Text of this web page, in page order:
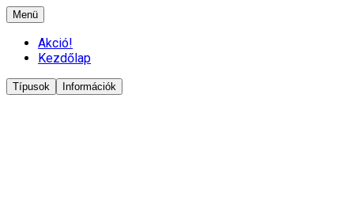
Menü
Akció!
Kezdőlap
Típusok Információk